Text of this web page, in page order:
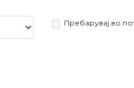
Пребарувај во